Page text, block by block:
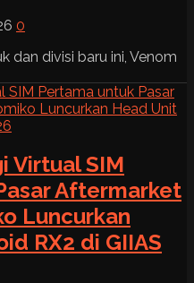
0
dan divisi baru ini, Venom
Virtual SIM
Aftermarket
Luncurkan
RX2 di GIIAS